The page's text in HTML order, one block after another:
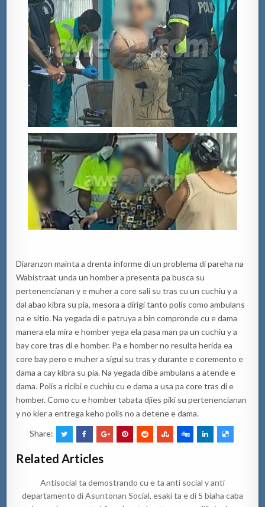
Diaranzon mainta a drenta informe di un problema di pareha na
Wabistraat unda un homber a presenta pa busca su
pertenencianan y e muher a core sali su tras cu un cuchiu y a
dal abao kibra su pia, mesora a dirigi tanto polis como ambulans
na e sitio. Na yegada di e patruya a bin compronde cu e dama
manera ela mira e homber yega ela pasa man pa un cuchiu y a
bay core tras di e homber. Pa e homber no resulta herida ea
core bay pero e muher a sigui su tras y durante e coremento e
dama a cay kibra su pia. Na yegada dibe ambulans a atende e
dama. Polis a ricibi e cuchiu cu e dama a usa pa core tras di e
homber. Como cu e homber tabata djies piki su pertenencianan
y no kier a entrega keho polis no a detene e dama.
Share:
Related Articles
Antisocial ta demostrando cu e ta anti social y anti
departamento di Asuntonan Social, esaki ta e di 5 biaha caba